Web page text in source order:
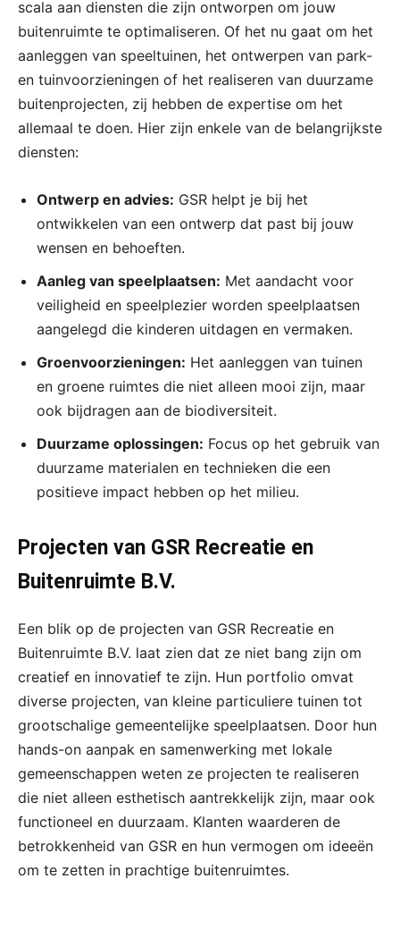
scala aan diensten die zijn ontworpen om jouw
buitenruimte te optimaliseren. Of het nu gaat om het
aanleggen van speeltuinen, het ontwerpen van park-
en tuinvoorzieningen of het realiseren van duurzame
buitenprojecten, zij hebben de expertise om het
allemaal te doen. Hier zijn enkele van de belangrijkste
diensten:
Ontwerp en advies: GSR helpt je bij het
ontwikkelen van een ontwerp dat past bij jouw
wensen en behoeften.
Aanleg van speelplaatsen: Met aandacht voor
veiligheid en speelplezier worden speelplaatsen
aangelegd die kinderen uitdagen en vermaken.
Groenvoorzieningen: Het aanleggen van tuinen
en groene ruimtes die niet alleen mooi zijn, maar
ook bijdragen aan de biodiversiteit.
Duurzame oplossingen: Focus op het gebruik van
duurzame materialen en technieken die een
positieve impact hebben op het milieu.
Projecten van GSR Recreatie en
Buitenruimte B.V.
Een blik op de projecten van GSR Recreatie en
Buitenruimte B.V. laat zien dat ze niet bang zijn om
creatief en innovatief te zijn. Hun portfolio omvat
diverse projecten, van kleine particuliere tuinen tot
grootschalige gemeentelijke speelplaatsen. Door hun
hands-on aanpak en samenwerking met lokale
gemeenschappen weten ze projecten te realiseren
die niet alleen esthetisch aantrekkelijk zijn, maar ook
functioneel en duurzaam. Klanten waarderen de
betrokkenheid van GSR en hun vermogen om ideeën
om te zetten in prachtige buitenruimtes.